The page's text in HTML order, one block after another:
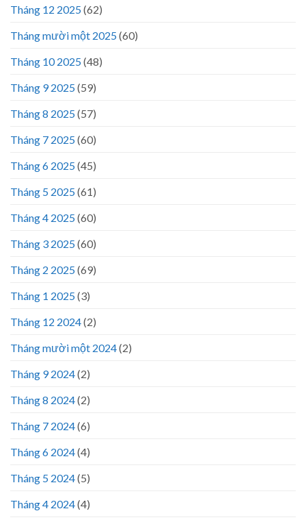
Tháng 12 2025(62)
Tháng mười một 2025(60)
Tháng 10 2025(48)
Tháng 9 2025(59)
Tháng 8 2025(57)
Tháng 7 2025(60)
Tháng 6 2025(45)
Tháng 5 2025(61)
Tháng 4 2025(60)
Tháng 3 2025(60)
Tháng 2 2025(69)
Tháng 1 2025(3)
Tháng 12 2024(2)
Tháng mười một 2024(2)
Tháng 9 2024(2)
Tháng 8 2024(2)
Tháng 7 2024(6)
Tháng 6 2024(4)
Tháng 5 2024(5)
Tháng 4 2024(4)